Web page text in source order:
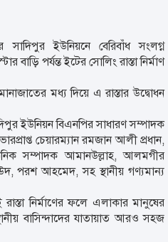
সাদিপুর ইউনিয়নে বেরিবাঁধ সংলগ্ন
পর্যন্ত ইটের সোলিং রাস্তা নির্মাণ
মধ্য দিয়ে এ রাস্তার উদ্বোধন
ইউনিয়ন বিএনপির সাধারণ সম্পাদক
চেয়ারম্যান রমজান আলী প্রধান,
সম্পাদক আমানউল্লাহ, আলমগীর
পরশ আহমেদ, সহ স্থানীয় গণ্যমান্য
নির্মাণের ফলে এলাকার মানুষের
বাসিন্দাদের যাতায়াত আরও সহজ